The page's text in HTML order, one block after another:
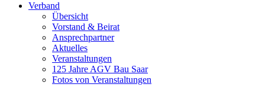
Verband
Übersicht
Vorstand & Beirat
Ansprechpartner
Aktuelles
Veranstaltungen
125 Jahre AGV Bau Saar
Fotos von Veranstaltungen